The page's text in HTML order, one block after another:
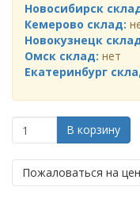
Новосибирск
Кемерово склад:
Новокузнецк
Омск склад: нет
Екатеринбург
В корзину
Пожаловаться на